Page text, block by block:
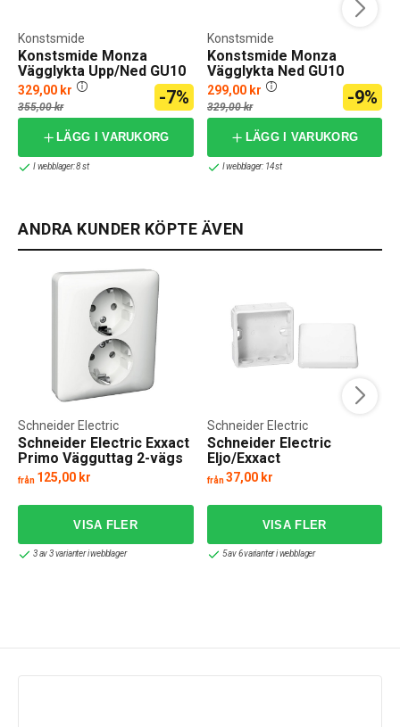
Konstsmide Monza
Vägglykta Upp/Ned GU10
Konstsmide
329,00 kr
355,00 kr -7%
LÄGG I VARUKORG
I webblager: 8 st
Konstsmide Monza
Vägglykta Ned GU10
Konstsmide
299,00 kr
329,00 kr -9%
LÄGG I VARUKORG
I webblager: 14 st
ANDRA KUNDER KÖPTE ÄVEN
Schneider Electric Exxact
Primo Vägguttag 2-vägs
Schneider Electric
från 125,00 kr
3 av 3 varianter i webblager
Schneider Electric
Eljo/Exxact
Kopplingsdosa U56 IP55
Schneider Electric
från 37,00 kr
5 av 6 varianter i webblager